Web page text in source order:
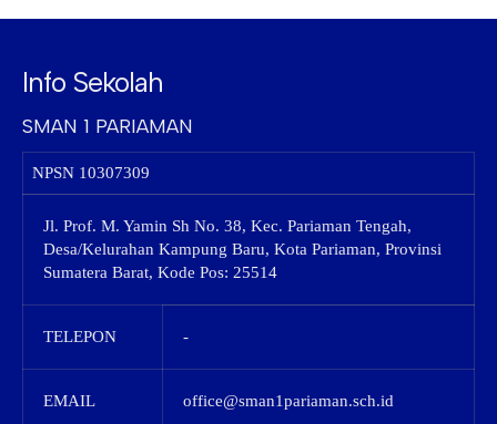
Info Sekolah
SMAN 1 PARIAMAN
NPSN 10307309
Jl. Prof. M. Yamin Sh No. 38, Kec. Pariaman Tengah,
Desa/Kelurahan Kampung Baru, Kota Pariaman, Provinsi
Sumatera Barat, Kode Pos: 25514
TELEPON -
EMAIL office@sman1pariaman.sch.id